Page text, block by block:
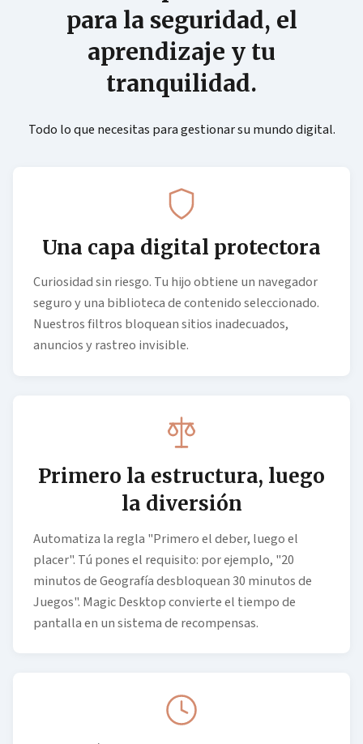
para la seguridad, el
aprendizaje y tu
tranquilidad.
Todo lo que necesitas para gestionar su mundo digital.
Una capa digital protectora
Curiosidad sin riesgo. Tu hijo obtiene un navegador
seguro y una biblioteca de contenido seleccionado.
Nuestros filtros bloquean sitios inadecuados,
anuncios y rastreo invisible.
Primero la estructura, luego
la diversión
Automatiza la regla "Primero el deber, luego el
placer". Tú pones el requisito: por ejemplo, "20
minutos de Geografía desbloquean 30 minutos de
Juegos". Magic Desktop convierte el tiempo de
pantalla en un sistema de recompensas.